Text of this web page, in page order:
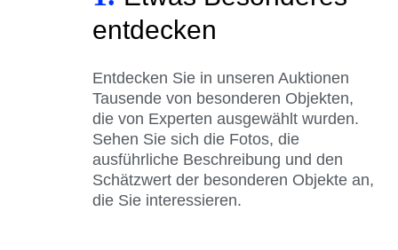
entdecken
Entdecken Sie in unseren Auktionen
Tausende von besonderen Objekten,
die von Experten ausgewählt wurden.
Sehen Sie sich die Fotos, die
ausführliche Beschreibung und den
Schätzwert der besonderen Objekte an,
die Sie interessieren.